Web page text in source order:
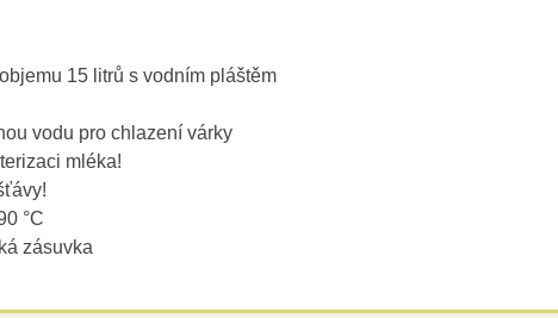
15 litrů s vodním pláštěm
vodu pro chlazení várky
mléka!
°C
zásuvka